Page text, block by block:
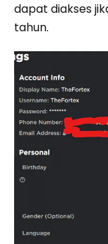
dapat diakses
tahun.